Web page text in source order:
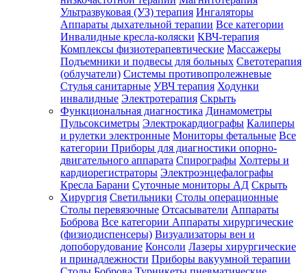
Ультразвуковая (УЗ) терапия Ингаляторы
Аппараты дыхательной терапии Все категории
Инвалидные кресла-коляски КВЧ-терапия
Комплексы физиотерапевтические Массажеры
Подъемники и подвесы для больных Светотерапия
(облучатели) Системы противопролежневые
Стулья санитарные УВЧ терапия Ходунки
инвалидные Электротерапия Скрыть
Функциональная диагностика Динамометры
Пульсоксиметры Электрокардиографы Калиперы
и рулетки электронные Мониторы фетальные Все
категории Приборы для диагностики опорно-
двигательного аппарата Спирографы Холтеры и
кардиорегистраторы Электроэнцефалографы
Кресла Барани Суточные мониторы АД Скрыть
Хирургия Светильники Столы операционные
Столы перевязочные Отсасыватели Аппараты
Боброва Все категории Аппараты хирургические
(физиодиспенсеры) Визуализаторы вен и
допоборудование Консоли Лазеры хирургические
и принадлежности Приборы вакуумной терапии